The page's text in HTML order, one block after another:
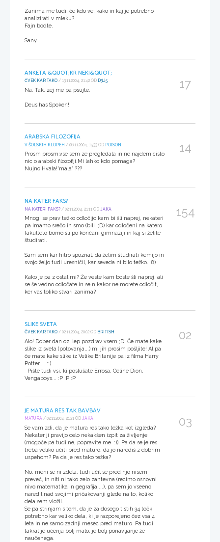
Zanima me tudi, če kdo ve, kako in kaj je potrebno
analizirati v mleku?
Fajn bodte.
Sany
ANKETA &QUOT;KR NEKI&QUOT;
ČVEK KAR TAKO / 13.11.2004, 21:42 OD D3U5
Na. Tak. zej me pa psujte.
Deus has Spoken!
17
ARABSKA FILOZOFIJA
V ŠOLSKIH KLOPEH / 06.11.2004, 15:33 OD POISON
Prosm prosm,vse sem ze pregledala in ne najdem cisto
nic o arabski filozofiji.Mi lahko kdo pomaga?
Nujno!Hvala!*mala* ???
14
NA KATER FAKS?
NA KATERI FAKS? / 02.11.2004, 21:11 OD JAKA
Mnogi se prav težko odločijo kam bi šli naprej, nekateri
pa imamo srečo in smo (bili ;D) kar odločeni na katero
fakulteto bomo šli po končani gimnaziji in kaj si želite
študirati.
Sam sem kar hitro spoznal, da želim študirati kemijo in
svojo željo tudi uresničil, kar seveda ni bilo težko. 8)
Kako je pa z ostalimi? Že veste kam boste šli naprej, ali
se še vedno odločate in se nikakor ne morete odločit,
ker vas toliko stvari zanima?
154
SLIKE SVETA
ČVEK KAR TAKO / 02.11.2004, 20:02 OD BRITISH
Alo! Dober dan oz. lep pozdrav vsem ;D! Če mate kake
slike iz sveta (potovanja,..) mi jih prosim pošljite! Al pa
če mate kake slike iz Velike Britanije pa iz filma Harry
Potter,... ::)
Pište tudi vsi, ki poslušate Errosa, Celine Dion,
Vengaboys... :P :P :P
02
JE MATURA RES TAK BAVBAV
MATURA / 02.11.2004, 21:21 OD JAKA
Se vam zdi, da je matura res tako težka kot izgleda?
Nekater ji pravijo celo nekakšen izpit za življenje
(mogoče pa tudi ne, popravite me :)). Pa da se je res
treba veliko učiti pred maturo, da jo narediš z dobrim
uspehom? Pa da je res tako težka?
No, meni se ni zdela, tudi učil se pred njo nisem
preveč, in niti ni tako zelo zahtevna (recimo osnovni
nivo matematika in gegrafija,...), pa sem jo vseeno
naredil nad svojimi pričakovanji glede na to, koliko
dela sem vložil.
Se pa strinjam s tem, da je za dosego tistih 34 točk
potrebno kar veliko dela, ki je razporejeno čez vsa 4
leta in ne samo zadnji mesec pred maturo. Pa tudi
takrat je učenja bolj malo, je bolj ponavljanje že
naučenega.
03